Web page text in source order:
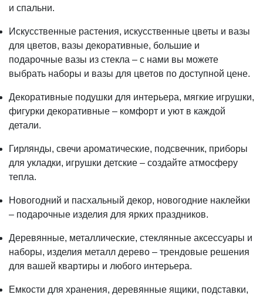
и спальни.
Искусственные растения, искусственные цветы и вазы
для цветов, вазы декоративные, большие и
подарочные вазы из стекла – с нами вы можете
выбрать наборы и вазы для цветов по доступной цене.
Декоративные подушки для интерьера, мягкие игрушки,
фигурки декоративные – комфорт и уют в каждой
детали.
Гирлянды, свечи ароматические, подсвечник, приборы
для укладки, игрушки детские – создайте атмосферу
тепла.
Новогодний и пасхальный декор, новогодние наклейки
– подарочные изделия для ярких праздников.
Деревянные, металлические, стеклянные аксессуары и
наборы, изделия металл дерево – трендовые решения
для вашей квартиры и любого интерьера.
Емкости для хранения, деревянные ящики, подставки,